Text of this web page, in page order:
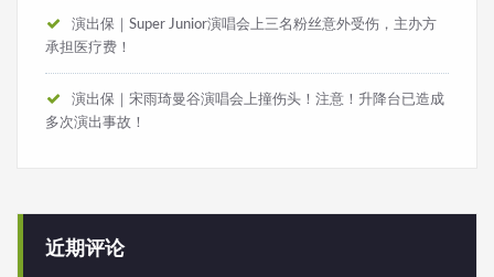
演出保｜Super Junior演唱会上三名粉丝意外受伤，主办方
承担医疗费！
演出保｜宋雨琦曼谷演唱会上撞伤头！注意！升降台已造成
多次演出事故！
近期评论